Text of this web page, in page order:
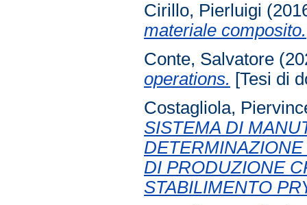
Cirillo, Pierluigi
materiale composito.
Conte, Salvatore
operations. [Tesi di
Costagliola,
SISTEMA DI
DI PRODUZIONE
STABILIMENTO